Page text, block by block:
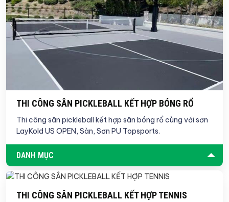
THI CÔNG SÂN PICKLEBALL KẾT HỢP BÓNG RỔ
Thi công sân pickleball kết hợp sân bóng rổ cùng với sơn
DANH MỤC
THI CÔNG SÂN PICKLEBALL KẾT HỢP TENNIS